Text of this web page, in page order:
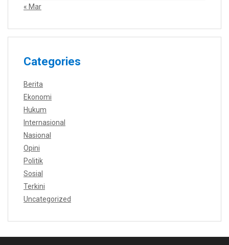
« Mar
Categories
Berita
Ekonomi
Hukum
Internasional
Nasional
Opini
Politik
Sosial
Terkini
Uncategorized